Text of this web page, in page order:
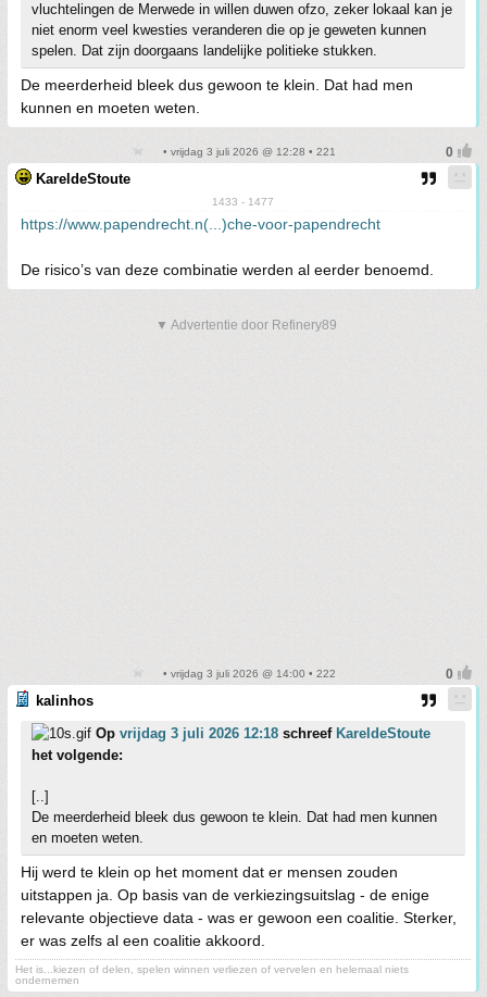
vluchtelingen de Merwede in willen duwen ofzo, zeker lokaal kan je
niet enorm veel kwesties veranderen die op je geweten kunnen
spelen. Dat zijn doorgaans landelijke politieke stukken.
De meerderheid bleek dus gewoon te klein. Dat had men
kunnen en moeten weten.
• vrijdag 3 juli 2026 @ 12:28 • 221
KareldeStoute
1433 - 1477
https://www.papendrecht.n(...)che-voor-papendrecht
De risico’s van deze combinatie werden al eerder benoemd.
▼ Advertentie door Refinery89
• vrijdag 3 juli 2026 @ 14:00 • 222
kalinhos
Op vrijdag 3 juli 2026 12:18 schreef KareldeStoute
het volgende:
[..]
De meerderheid bleek dus gewoon te klein. Dat had men kunnen
en moeten weten.
Hij werd te klein op het moment dat er mensen zouden
uitstappen ja. Op basis van de verkiezingsuitslag - de enige
relevante objectieve data - was er gewoon een coalitie. Sterker,
er was zelfs al een coalitie akkoord.
Het is...kiezen of delen, spelen winnen verliezen of vervelen en helemaal niets
ondernemen